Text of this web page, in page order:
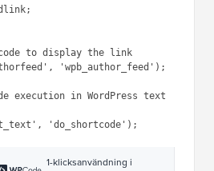
to display the link
'wpb_author_feed');
execution in WordPress text
1-klicksanvändning i